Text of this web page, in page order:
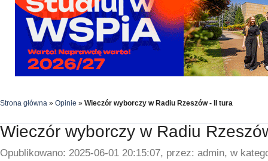
Strona główna » Opinie » Wieczór wyborczy w Radiu Rzeszów - II tura
Wieczór wyborczy w Radiu
Opublikowano: 2025-06-01 20:15:07, przez: admin, w